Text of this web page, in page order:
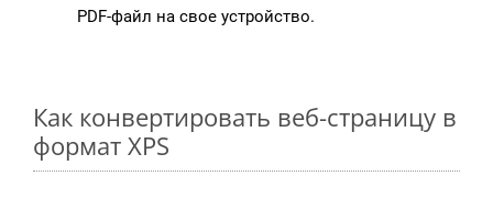
PDF-файл на свое устройство.
Как конвертировать веб-страницу в
формат XPS